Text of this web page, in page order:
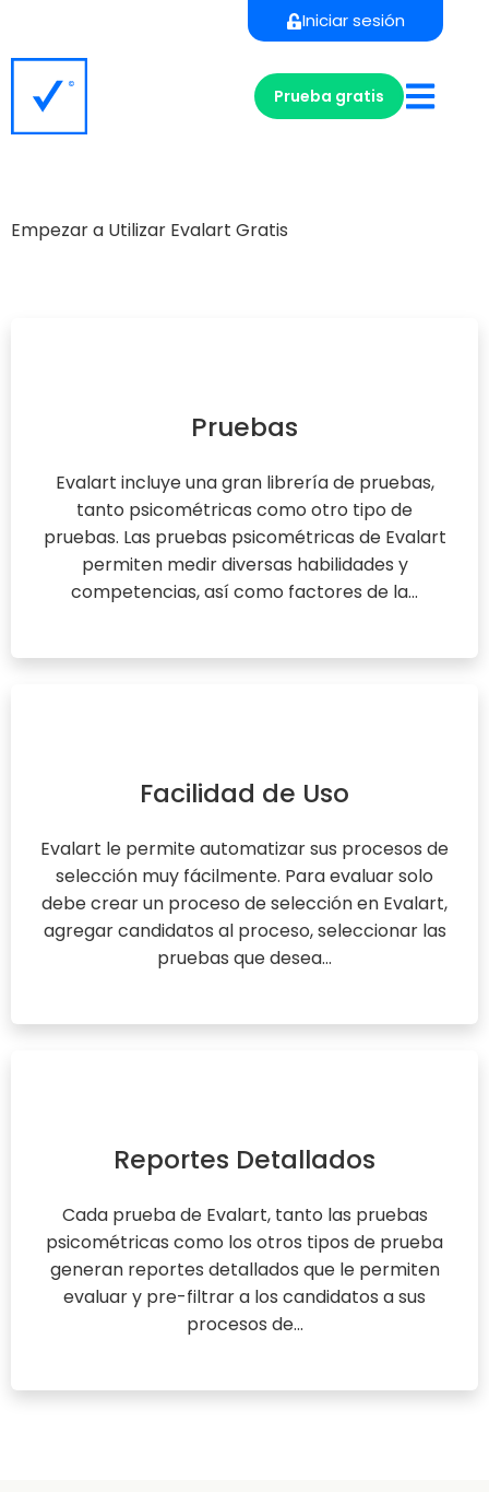
Iniciar sesión
Prueba gratis
Empezar a Utilizar Evalart Gratis
Pruebas
Evalart incluye una gran librería de pruebas,
tanto psicométricas como otro tipo de
pruebas. Las pruebas psicométricas de Evalart
permiten medir diversas habilidades y
competencias, así como factores de la...
Facilidad de Uso
Evalart le permite automatizar sus procesos de
selección muy fácilmente. Para evaluar solo
debe crear un proceso de selección en Evalart,
agregar candidatos al proceso, seleccionar las
pruebas que desea...
Reportes Detallados
Cada prueba de Evalart, tanto las pruebas
psicométricas como los otros tipos de prueba
generan reportes detallados que le permiten
evaluar y pre-filtrar a los candidatos a sus
procesos de...